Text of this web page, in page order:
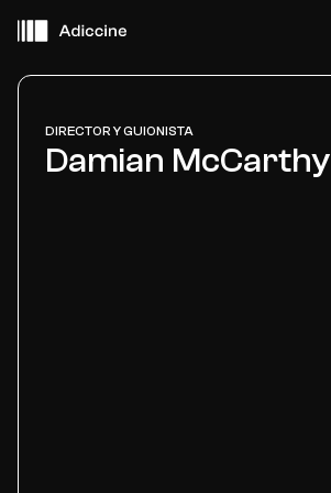
Cerca de ti
DIRECTOR Y GUIONISTA
Damian McCarthy